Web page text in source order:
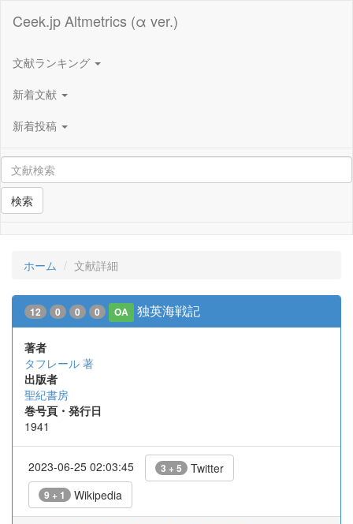
Ceek.jp Altmetrics (α ver.)
文献ランキング
新着文献
新着投稿
検索
ホーム 文献詳細
12 0 0 0 OA 独英海戦記
著者
タフレール 著
出版者
聖紀書房
巻号頁・発行日
1941
2023-06-25 02:03:45 3 + 5 Twitter
9 + 1 Wikipedia